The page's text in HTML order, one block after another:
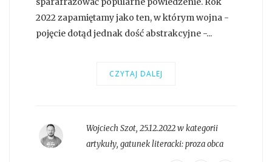
2022 zapamiętamy jako ten, w którym wojna -
pojęcie dotąd jednak dość abstrakcyjne -...
CZYTAJ DALEJ
Wojciech Szot, 25.12.2022 w kategorii
artykuły, gatunek literacki:proza obca